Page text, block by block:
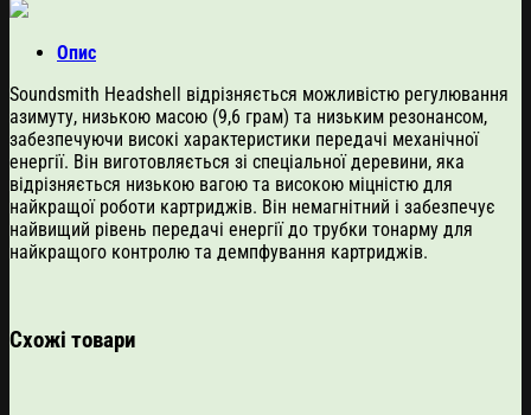
Опис
Soundsmith Headshell відрізняється можливістю регулювання
азимуту, низькою масою (9,6 грам) та низьким резонансом,
забезпечуючи високі характеристики передачі механічної
енергії. Він виготовляється зі спеціальної деревини, яка
відрізняється низькою вагою та високою міцністю для
найкращої роботи картриджів. Він немагнітний і забезпечує
найвищий рівень передачі енергії до трубки тонарму для
найкращого контролю та демпфування картриджів.
Схожі товари